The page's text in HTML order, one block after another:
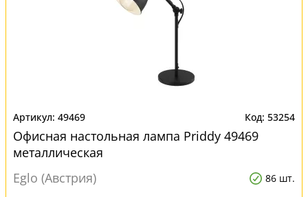
49469 53254
Офисная настольная лампа Priddy 49469
металлическая
Eglo (Австрия)
86 шт.